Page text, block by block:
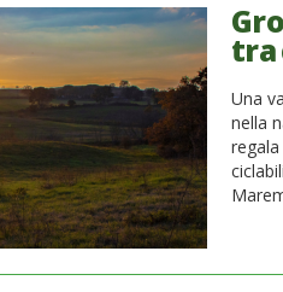
tra
Una
nella